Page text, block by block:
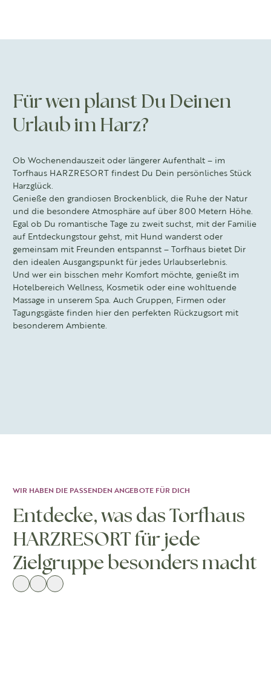
Für wen planst Du Deinen
Urlaub im Harz?
Ob Wochenendauszeit oder längerer Aufenthalt – im
Torfhaus HARZRESORT findest Du Dein persönliches Stück
Harzglück.
Genieße den grandiosen Brockenblick, die Ruhe der Natur
und die besondere Atmosphäre auf über 800 Metern Höhe.
Egal ob Du romantische Tage zu zweit suchst, mit der Familie
auf Entdeckungstour gehst, mit Hund wanderst oder
gemeinsam mit Freunden entspannst – Torfhaus bietet Dir
den idealen Ausgangspunkt für jedes Urlaubserlebnis.
Und wer ein bisschen mehr Komfort möchte, genießt im
Hotelbereich Wellness, Kosmetik oder eine wohltuende
Massage in unserem Spa. Auch Gruppen, Firmen oder
Tagungsgäste finden hier den perfekten Rückzugsort mit
besonderem Ambiente.
WIR HABEN DIE PASSENDEN ANGEBOTE FÜR DICH
Entdecke, was das Torfhaus
HARZRESORT für jede
Zielgruppe besonders macht